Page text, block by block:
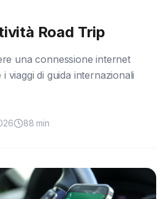
Road Trip
una connessione internet
viaggi di guida internazionali
88 min